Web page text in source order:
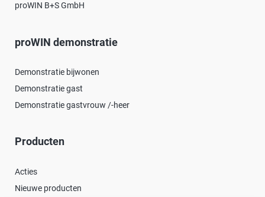
proWIN B+S GmbH
proWIN demonstratie
Demonstratie bijwonen
Demonstratie gast
Demonstratie gastvrouw /-heer
Producten
Acties
Nieuwe producten